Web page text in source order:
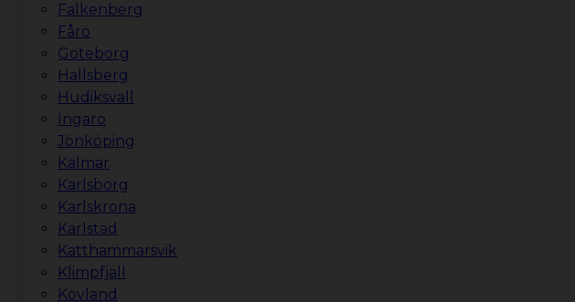
Falkenberg
Fårö
Göteborg
Hallsberg
Hudiksvall
Ingaro
Jönköping
Kalmar
Karlsborg
Karlskrona
Karlstad
Katthammarsvik
Klimpfjäll
Kovland